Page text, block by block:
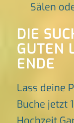
Sälen
DIE
GUTEN
ENDE
Lass deine
Buche jetzt